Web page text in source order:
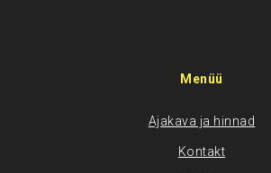
Menüü
Ajakava ja hinnad
Kontakt